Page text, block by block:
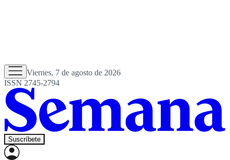
Viernes, 7 de agosto de 2026
ISSN 2745-2794
Suscríbete